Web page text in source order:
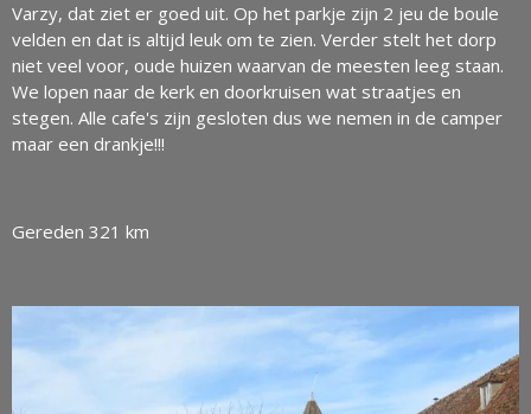
Varzy, dat ziet er goed uit. Op het parkje zijn 2 jeu de boule
velden en dat is altijd leuk om te zien. Verder stelt het dorp
niet veel voor, oude huizen waarvan de meesten leeg staan.
We lopen naar de kerk en doorkruisen wat straatjes en
stegen. Alle cafe's zijn gesloten dus we nemen in de camper
maar een drankje!!!
Gereden 321 km